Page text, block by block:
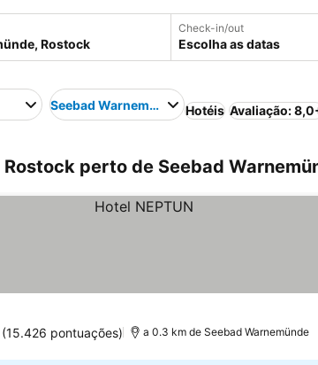
Check-in/out
Escolha as datas
Seebad Warnemünde Hotéis Avaliação:
perto de Seebad
(15.426 pontuações) a 0.3 km de Seebad Warnemünde